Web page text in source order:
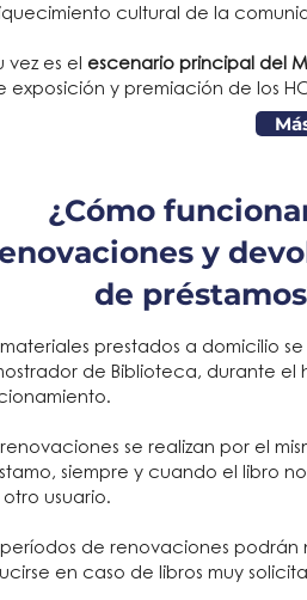
cultural de la
vez es el escenario principal del
exposición y premiación de los
¿Cómo
y
de
materiales prestados a domicilio
de Biblioteca, durante el
renovaciones se realizan por el
siempre y cuando el libro
usuario.
períodos de renovaciones podrán
en caso de libros muy